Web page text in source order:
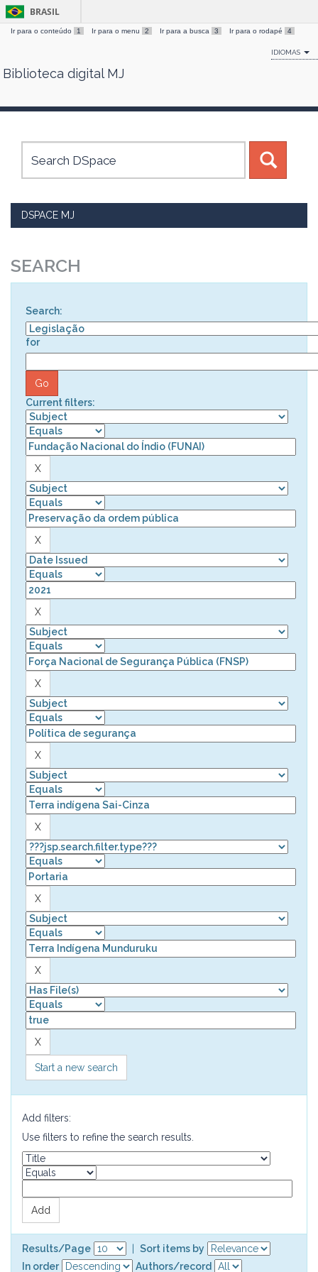
Skip
BRASIL
Ir para o conteúdo 1 Ir para o menu 2 Ir para a busca 3 Ir para o rodapé 4
IDIOMAS
Biblioteca digital MJ
DSPACE MJ
SEARCH
Search:
for
Current filters:
Start a new search
Add filters:
Use filters to refine the search results.
Results/Page
Sort items by
In order
Authors/record